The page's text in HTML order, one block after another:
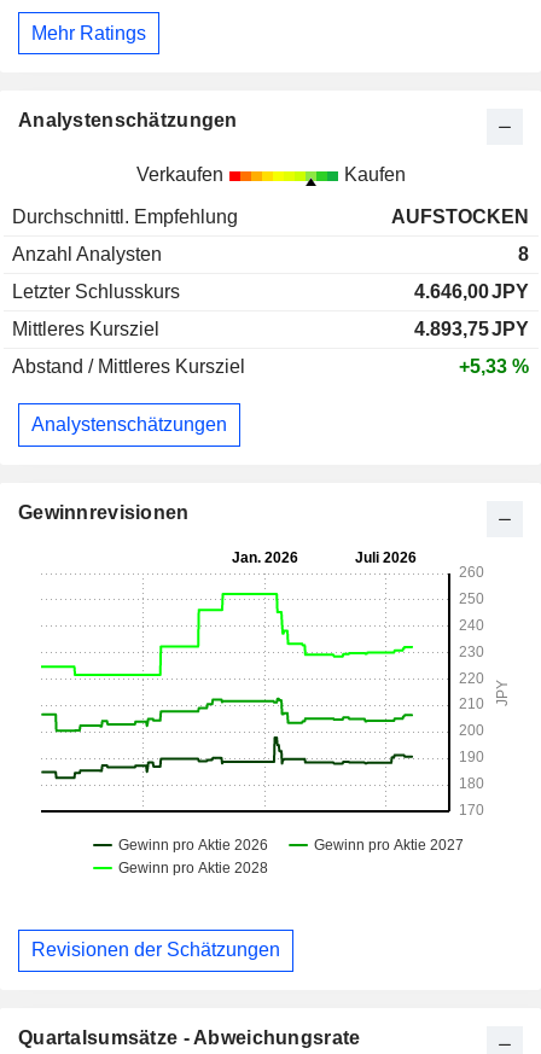
Mehr Ratings
Analystenschätzungen
Verkaufen Kaufen
Durchschnittl. Empfehlung
AUFSTOCKEN
Anzahl Analysten
8
Letzter Schlusskurs
4.646,00JPY
Mittleres Kursziel
4.893,75JPY
Abstand / Mittleres Kursziel
+5,33 %
Analystenschätzungen
Gewinnrevisionen
Revisionen der Schätzungen
Quartalsumsätze - Abweichungsrate